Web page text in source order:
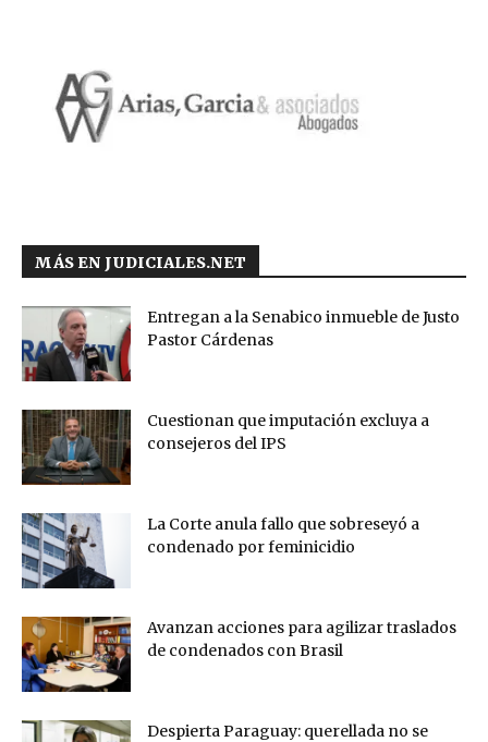
MÁS EN JUDICIALES.NET
Entregan a la Senabico inmueble de Justo
Pastor Cárdenas
Cuestionan que imputación excluya a
consejeros del IPS
La Corte anula fallo que sobreseyó a
condenado por feminicidio
Avanzan acciones para agilizar traslados
de condenados con Brasil
Despierta Paraguay: querellada no se